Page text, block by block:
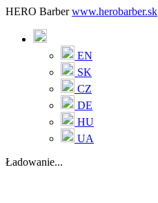
HERO Barber www.herobarber.sk
EN
SK
CZ
DE
HU
UA
Ładowanie...